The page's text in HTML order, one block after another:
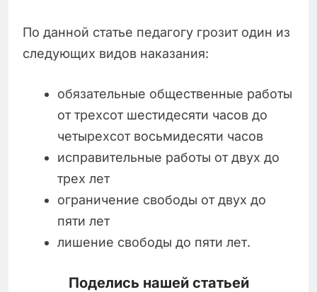
По данной статье педагогу грозит один из
следующих видов наказания:
обязательные общественные работы
от трехсот шестидесяти часов до
четырехсот восьмидесяти часов
исправительные работы от двух до
трех лет
ограничение свободы от двух до
пяти лет
лишение свободы до пяти лет.
Поделись нашей статьей